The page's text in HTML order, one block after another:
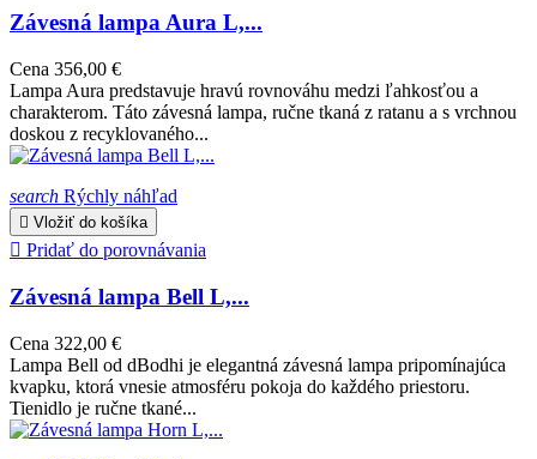
Závesná lampa Aura L,...
Cena 356,00 €
Lampa Aura predstavuje hravú rovnováhu medzi ľahkosťou a
charakterom. Táto závesná lampa, ručne tkaná z ratanu a s vrchnou
doskou z recyklovaného...
search Rýchly náhľad
 Vložiť do košíka
 Pridať do porovnávania
Závesná lampa Bell L,...
Cena 322,00 €
Lampa Bell od dBodhi je elegantná závesná lampa pripomínajúca
kvapku, ktorá vnesie atmosféru pokoja do každého priestoru.
Tienidlo je ručne tkané...